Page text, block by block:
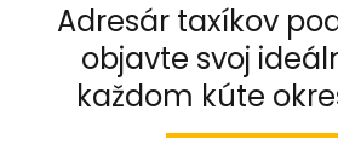
Adresár taxíkov
objavte svoj
každom kúte